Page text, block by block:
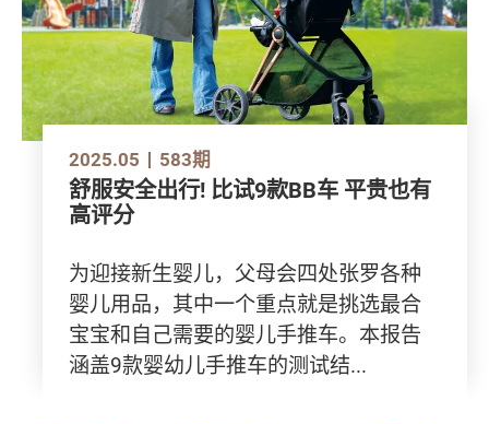
2025.05 583期
舒服安全出行! 比试9款BB车 平贵也有
高评分
为迎接新生婴儿，父母会四处张罗各种
婴儿用品，其中一个重点就是挑选最合
宝宝和自己需要的婴儿手推车。本报告
涵盖9款婴幼儿手推车的测试结...